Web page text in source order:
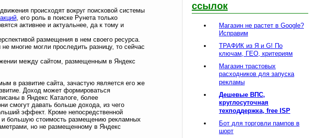
происходят вокруг поисковой системы
, его роль в поиске Рунета только
активнее и актуальнее, да к тому и
размещения в нем своего ресурса.
многие могли проследить разницу, то сейчас
между сайтом, размещенным в Яндекс
в развитие сайта, зачастую является его же
Доход может формироваться
в Яндекс Каталоге, более
смогут давать больше дохода, из чего
эффект. Кроме непосредственной
и большую стоимость размещению рекламных
но не размещенному в Яндекс
ссылок
Магазин не растет в Google?
Исправим
ТРАФИК из Я и G! По
ключам, ГЕО, критериям
Магазин трастовых
расходников для запуска
рекламы
Дешевые ВПС,
круглосуточная
техподдержка, free ISP
Бот для торговли пампов в
шорт